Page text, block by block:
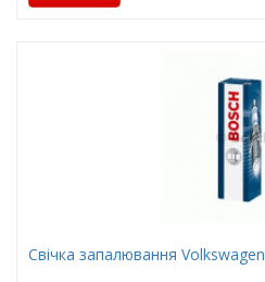
Свічка запалювання Volkswagen